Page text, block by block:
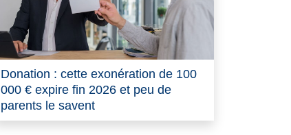
Donation : cette exonération de 100
000 € expire fin 2026 et peu de
parents le savent